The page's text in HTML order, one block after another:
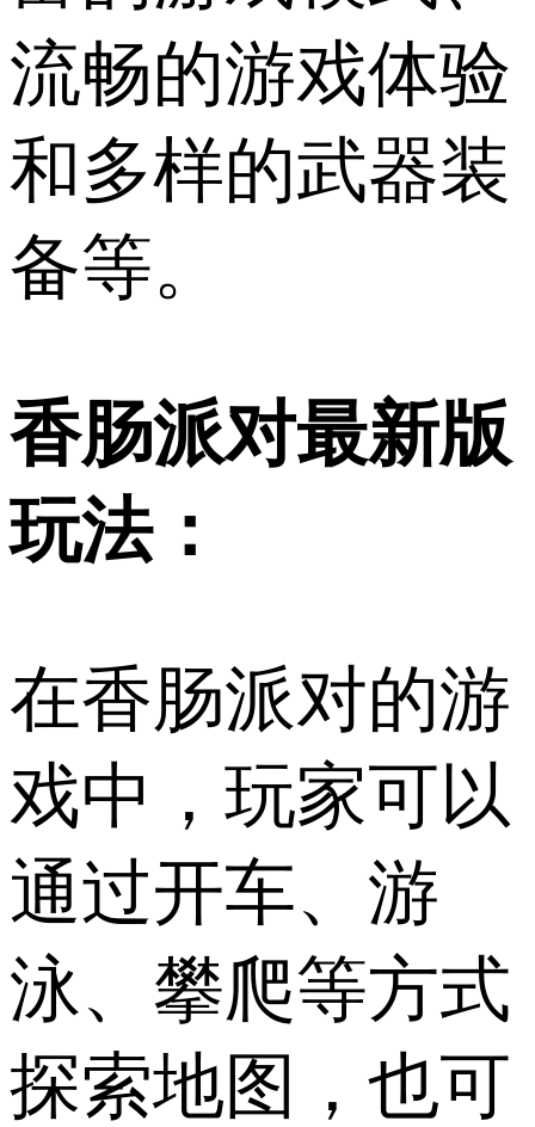
流畅的游戏体验
和多样的武器装
备等。
香肠派对最新版
玩法：
在香肠派对的游
戏中，玩家可以
通过开车、游
泳、攀爬等方式
探索地图，也可